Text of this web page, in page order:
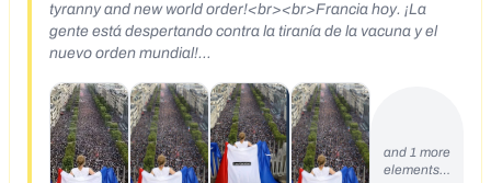
tyranny and new world order!<br><br>Francia hoy. ¡La
gente está despertando contra la tiranía de la vacuna y el
nuevo orden mundial!
333946531<br>https://www.facebook.com/manuel.cornejo
munoz.5/posts/3991957614263563<br>https://www.facebo
ok.com/LiMp66/posts/10226942937384329<br>https://ww
w.facebook.com/myauri/posts/10158652910533409</div>
and 1 more
elements…